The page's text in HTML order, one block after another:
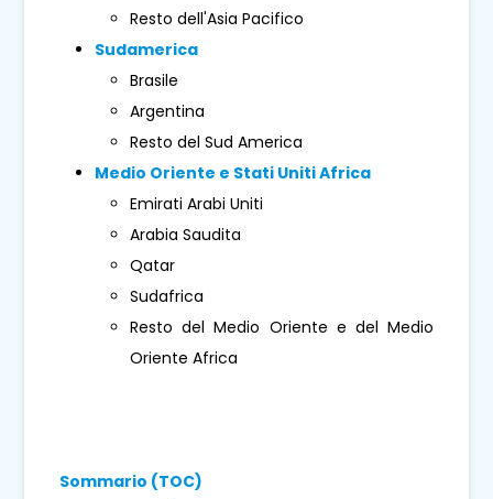
Resto dell'Asia Pacifico
Sudamerica
Brasile
Argentina
Resto del Sud America
Medio Oriente e Stati Uniti Africa
Emirati Arabi Uniti
Arabia Saudita
Qatar
Sudafrica
Resto del Medio Oriente e del Medio
Oriente Africa
Sommario (TOC)